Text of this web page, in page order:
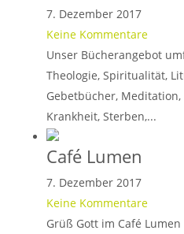
7. Dezember 2017
Keine Kommentare
Unser Bücherangebot
Theologie, Spiritualität,
Gebetbücher,
Krankheit, Sterben,...
Café Lumen
7. Dezember 2017
Keine Kommentare
Grüß Gott im Café